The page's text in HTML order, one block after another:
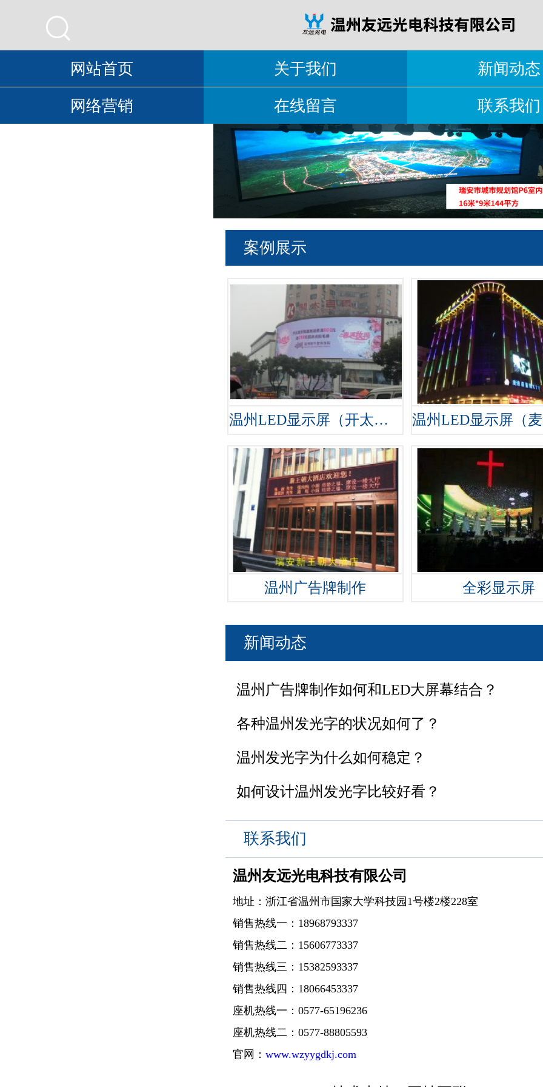

网站首页 关于我们 新闻动态
网络营销 在线留言 联系我们
案例展示
温州LED显示屏（开太百货）
温州广告牌制作 全彩显示屏
新闻动态
温州广告牌制作如何和LED大屏幕结合？
各种温州发光字的状况如何了？
温州发光字为什么如何稳定？
如何设计温州发光字比较好看？
联系我们
温州友远光电科技有限公司
地址：浙江省温州市国家大学科技园1号楼2楼228室
销售热线一：18968793337
销售热线二：15606773337
销售热线三：15382593337
销售热线四：18066453337
座机热线一：0577-65196236
座机热线二 ：0577-88805593
官网： www.wzyygdkj.com